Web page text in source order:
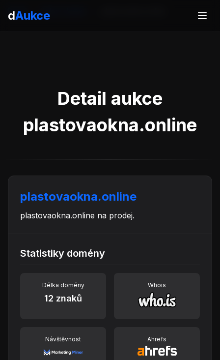
dAukce
Domů
Detail aukce
plastovaokna.online
plastovaokna.online
plastovaokna.online na prodej.
Statistiky domény
Délka domény
12 znaků
Whois
Návštěvnost Ahrefs